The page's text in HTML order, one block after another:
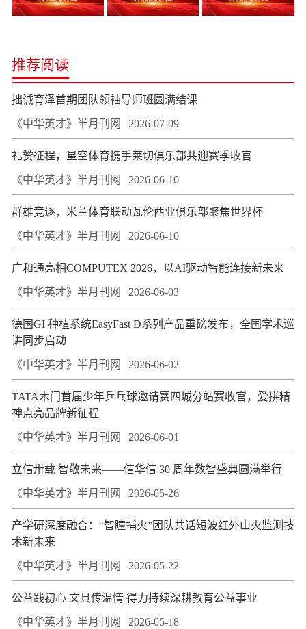
推荐阅读
拙诚育泽首期团队领袖导师班圆满结课
《中华英才》半月刊网 2026-07-09
礼赞征程，星空体育携手莱切俱乐部共迎赛季收官
《中华英才》半月刊网 2026-06-10
群雄竞逐，米兰体育联动瓦伦西亚俱乐部聚焦世界杯
《中华英才》半月刊网 2026-06-10
广和通亮相COMPUTEX 2026，以AI驱动智能连接新未来
《中华英才》半月刊网 2026-06-03
德国GI 种植系统EasyFast D系列产品重磅发布，全国学术巡
讲同步启动
《中华英才》半月刊网 2026-06-02
TATA木门首届少年乒乓球邀请赛四城分站赛收官，爱拼精
神点亮品牌新征程
《中华英才》半月刊网 2026-06-01
立信卅载 智敬未来——信华信 30 周年数智盛典圆满举行
《中华英才》半月刊网 2026-05-26
产学研深度融合：“智瞳捕火”团队共话短波红外山火监测技
术新未来
《中华英才》半月刊网 2026-05-22
公益践初心 文具传温情 得力持续深耕教育公益事业
《中华英才》半月刊网 2026-05-18